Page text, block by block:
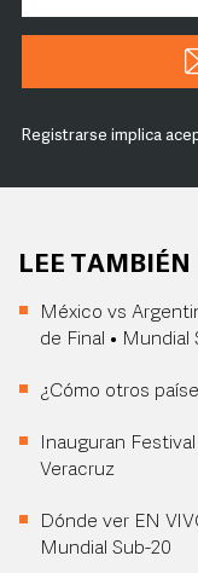
Registrarse implica
LEE TAMBIÉN
México vs
de Final • Mundial
¿Cómo otros
Inauguran
Veracruz
Dónde ver EN
Mundial Sub-20